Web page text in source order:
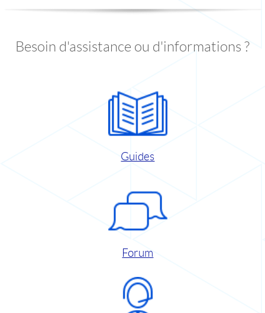
Besoin d'assistance ou d'informations ?
Guides
Forum